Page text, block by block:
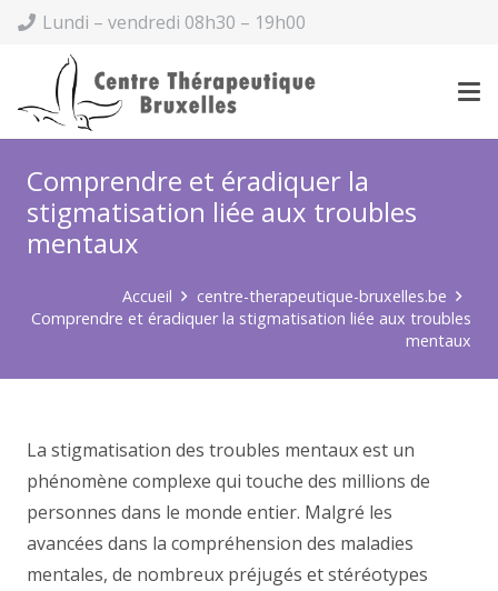
Lundi – vendredi 08h30 – 19h00
Comprendre et éradiquer la
stigmatisation liée aux troubles
mentaux
Accueil
centre-therapeutique-bruxelles.be
Comprendre et éradiquer la stigmatisation liée aux troubles
mentaux
La stigmatisation des troubles mentaux est un
phénomène complexe qui touche des millions de
personnes dans le monde entier. Malgré les
avancées dans la compréhension des maladies
mentales, de nombreux préjugés et stéréotypes